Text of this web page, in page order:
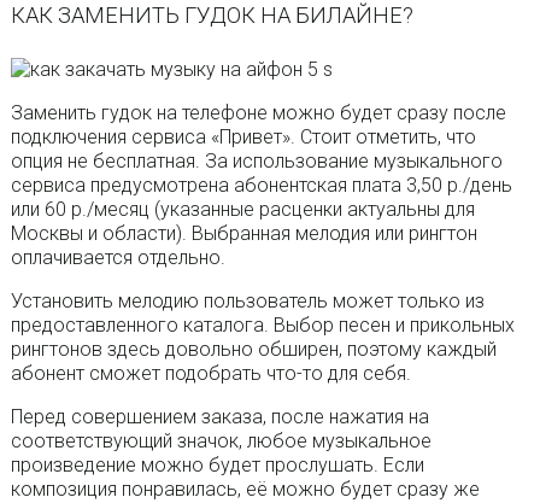
КАК ЗАМЕНИТЬ ГУДОК НА БИЛАЙНЕ?
Заменить гудок на телефоне можно будет сразу после
подключения сервиса «Привет». Стоит отметить, что
опция не бесплатная. За использование музыкального
сервиса предусмотрена абонентская плата 3,50 р./день
или 60 р./месяц (указанные расценки актуальны для
Москвы и области). Выбранная мелодия или рингтон
оплачивается отдельно.
Установить мелодию пользователь может только из
предоставленного каталога. Выбор песен и прикольных
рингтонов здесь довольно обширен, поэтому каждый
абонент сможет подобрать что-то для себя.
Перед совершением заказа, после нажатия на
соответствующий значок, любое музыкальное
произведение можно будет прослушать. Если
композиция понравилась, её можно будет сразу же